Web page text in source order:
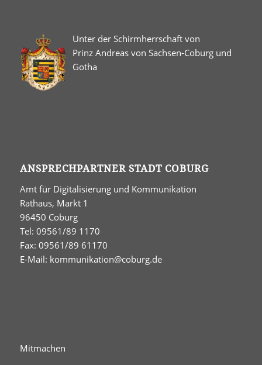
Unter der Schirmherrschaft von
Prinz Andreas von Sachsen-Coburg und
Gotha
ANSPRECHPARTNER STADT COBURG
Amt für Digitalisierung und Kommunikation
Rathaus, Markt 1
96450 Coburg
Tel: 09561/89 1170
Fax: 09561/89 61170
E-Mail: kommunikation@coburg.de
Mitmachen